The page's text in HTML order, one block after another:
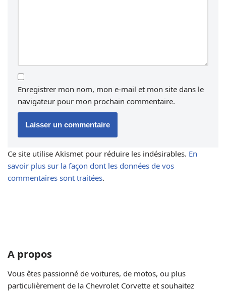
Enregistrer mon nom, mon e-mail et mon site dans le
navigateur pour mon prochain commentaire.
Ce site utilise Akismet pour réduire les indésirables. En
savoir plus sur la façon dont les données de vos
commentaires sont traitées.
A propos
Vous êtes passionné de voitures, de motos, ou plus
particulièrement de la Chevrolet Corvette et souhaitez